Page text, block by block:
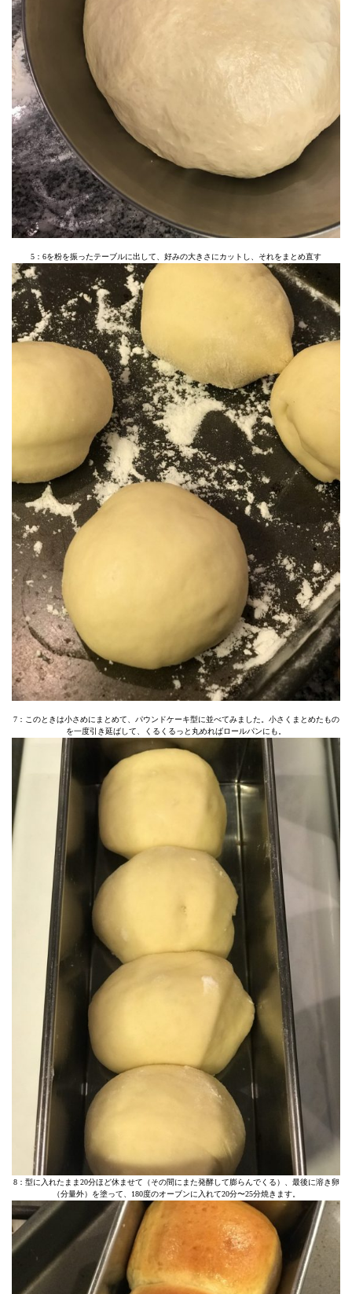
5：6を粉を振ったテーブルに出して、好みの大きさにカットし、それをまとめ直す
7：このときは小さめにまとめて、パウンドケーキ型に並べてみました。小さくまとめたもの
を一度引き延ばして、くるくるっと丸めればロールパンにも。
8：型に入れたまま20分ほど休ませて（その間にまた発酵して膨らんでくる）、最後に溶き卵
（分量外）を塗って、180度のオーブンに入れて20分〜25分焼きます。